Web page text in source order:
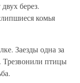
берез.
комья
Заезды одна за
Трезвонили птицы